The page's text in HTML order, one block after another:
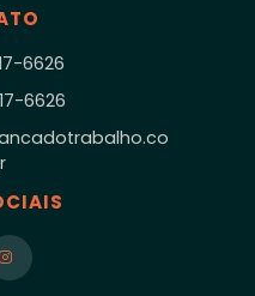
6626
6626